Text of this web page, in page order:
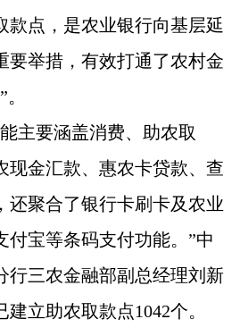
款点，是农业银行向基层延
要举措，有效打通了农村金
主要涵盖消费、助农取
现金汇款、惠农卡贷款、查
还聚合了银行卡刷卡及农业
付宝等条码支付功能。”中
行三农金融部副总经理刘新
立助农取款点1042个。